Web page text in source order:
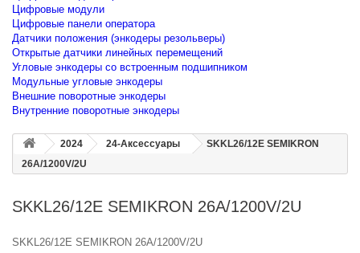
Цифровые модули
Цифровые панели оператора
Датчики положения (энкодеры резольверы)
Открытые датчики линейных перемещений
Угловые энкодеры со встроенным подшипником
Модульные угловые энкодеры
Внешние поворотные энкодеры
Внутренние поворотные энкодеры
2024 24-Аксессуары
SKKL26/12E SEMIKRON
26A/1200V/2U
SKKL26/12E SEMIKRON 26A/1200V/2U
SKKL26/12E SEMIKRON 26A/1200V/2U